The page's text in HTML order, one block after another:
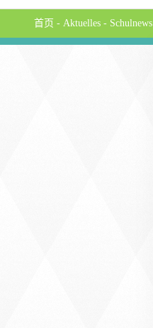
首页 - Aktuelles - Schulnews